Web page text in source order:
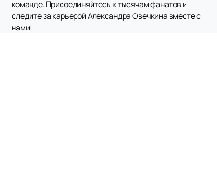
команде. Присоединяйтесь к тысячам фанатов и
следите за карьерой Александра Овечкина вместе с
нами!